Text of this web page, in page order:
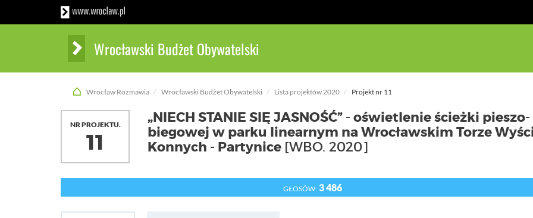
Wrocławski Budżet Obywatelski
Wrocław Rozmawia Wrocławski Budżet Obywatelski Lista projektów 2020 Projekt nr 11
NR PROJEKTU.
11
„NIECH STANIE SIĘ JASNOŚĆ” - oświetlenie ścieżki pieszo-
biegowej w parku linearnym na Wrocławskim Torze
Konnych - Partynice [WBO. 2020]
GŁOSÓW: 3 486